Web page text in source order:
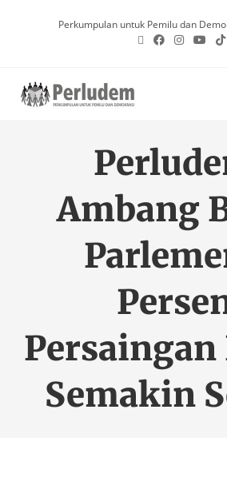
Perkumpulan untuk Pemilu dan
Ambang
Persaingan
Semakin